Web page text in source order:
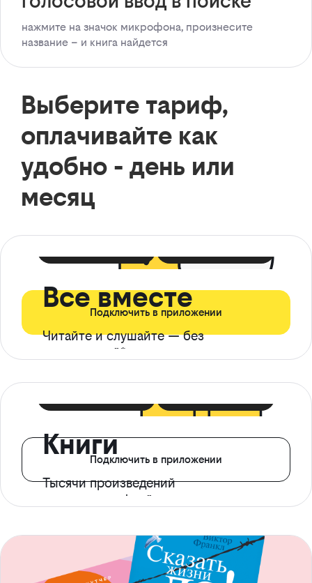
нажмите на значок микрофона, произнесите
название – и книга найдется
Выберите тариф,
оплачивайте как
удобно - день или
месяц
Все вместе
Читайте и слушайте — без
ограничений*
Подключить в приложении
Книги
Тысячи произведений
с доступом офлайн
Подключить в приложении